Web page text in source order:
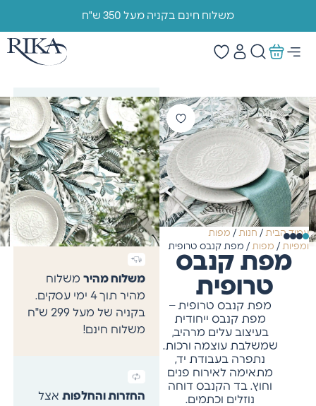
משלוח חינם בקניה מעל 350 ש"ח
הוראות טיפול/ ניקוי:
כביסה עד 40 מעלות,
סחיטה עדינה. ללא
ייבוש במייבש! ללא גיהוץ.
(לרשום את זה על כל
המפות קנבס
משלוח מהירמשלוח
מהיר תוך 4 ימי עסקים.
בקניה של מעל 299 ש"ח
משלוח חינם!
החזרות והחלפותאצל
עמוד הבית / חנות / מפות
ומפיות / מפות / מפת קנבס טרופית
מפת קנבס
טרופית
מפת קנבס טרופית –
מפת קנבס ייחודית
בעיצוב עלים מרהיב,
שמשלבת עוצמה ורכות.
נתפרה בעבודת יד,
מתאימה לאירוח פנים
וחוץ. בד הקנבס דוחה
נוזלים וכתמים.